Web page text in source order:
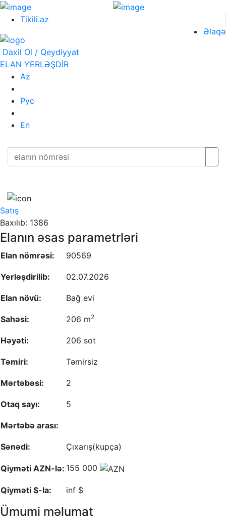
Tikili.az
Əlaqə
Daxil Ol / Qeydiyyat
ELAN YERLƏŞDİR
Az
Рус
En
Satış
Baxılıb: 1386
Elanın əsas parametrləri
Elan nömrəsi: 90569
Yerləşdirilib: 02.07.2026
Elan növü: Bağ evi
Sahəsi: 206 m2
Həyəti: 206 sot
Təmiri: Təmirsiz
Mərtəbəsi: 2
Otaq sayı: 5
Mərtəbə arası:
Sənədi: Çıxarış(kupça)
Qiyməti AZN-lə: 155 000
Qiyməti $-la: inf $
Ümumi məlumat